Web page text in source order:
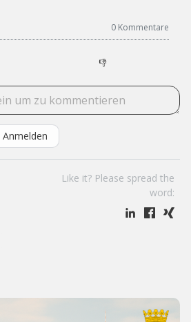
0 Kommentare
👎
Anmelden
Like it? Please spread the
word: